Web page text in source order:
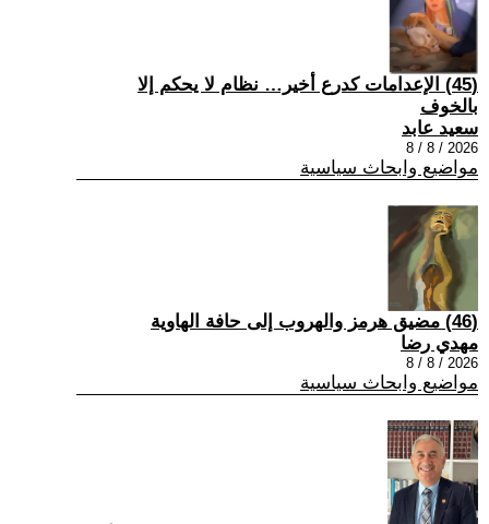
(45) الإعدامات كدرع أخير… نظام لا يحكم إلا
بالخوف
سعيد عابد
2026 / 8 / 8
مواضيع وابحاث سياسية
(46) مضيق هرمز والهروب إلى حافة الهاوية
مهدي رضا
2026 / 8 / 8
مواضيع وابحاث سياسية